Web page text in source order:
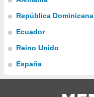
y
nuestra
República Dominicana
Ecuador
Reino Unido
España